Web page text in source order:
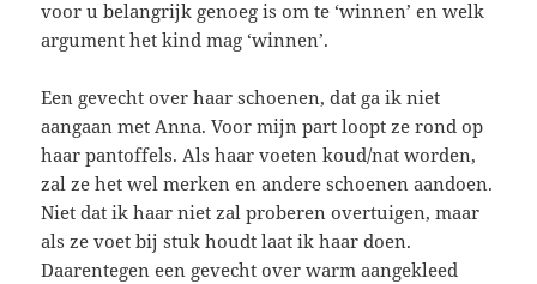
voor u belangrijk genoeg is om te ‘winnen’ en welk
argument het kind mag ‘winnen’.
Een gevecht over haar schoenen, dat ga ik niet
aangaan met Anna. Voor mijn part loopt ze rond op
haar pantoffels. Als haar voeten koud/nat worden,
zal ze het wel merken en andere schoenen aandoen.
Niet dat ik haar niet zal proberen overtuigen, maar
als ze voet bij stuk houdt laat ik haar doen.
Daarentegen een gevecht over warm aangekleed